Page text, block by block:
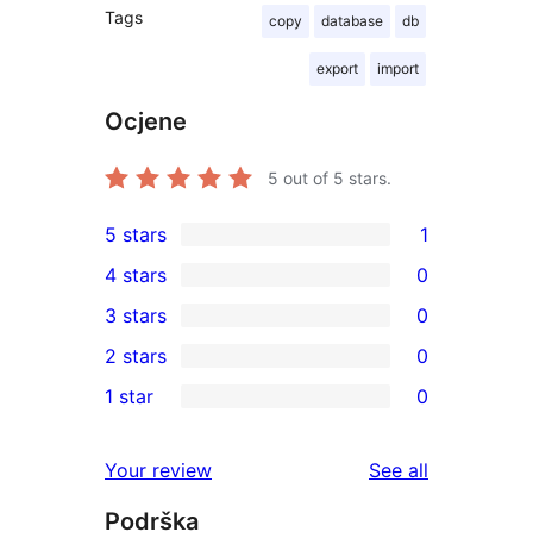
Tags copy database db
export import
Ocjene
5 out of 5 stars.
1
5-
star
review
5 stars 1
4-
star
reviews
4 stars 0
0
3-
star
3 stars 0
2-
reviews
2 stars 0
star
reviews
1 star 0
Your review See all
Podrška